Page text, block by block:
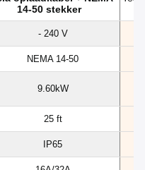
14-50 stekker
- 240 V
NEMA 14-50
9.60kW
25 ft
IP65